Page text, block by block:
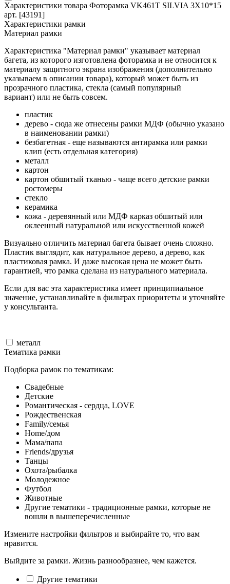
Характеристики товара Фоторамка VK461T SILVIA 3X10*15
арт. [43191]
Характеристики рамки
Материал рамки
Характеристика "Материал рамки" указывает материал
багета, из которого изготовлена фоторамка и не относится к
материалу защитного экрана изображения (дополнительно
указываем в описании товара), который может быть из
прозрачного пластика, стекла (самый популярный
вариант) или не быть совсем.
пластик
дерево - сюда же отнесены рамки МДФ (обычно указано
в наименовании рамки)
безбагетная - еще называются антирамка или рамки
клип (есть отдельная категория)
металл
картон
картон обшитый тканью - чаще всего детские рамки
ростомеры
стекло
керамика
кожа - деревянный или МДФ карказ обшитый или
оклеенный натуральной или искусственной кожей
Визуально отличить материал багета бывает очень сложно.
Пластик выглядит, как натуральное дерево, а дерево, как
пластиковая рамка. И даже высокая цена не может быть
гарантией, что рамка сделана из натурального материала.
Если для вас эта характеристика имеет принципиальное
значение, устанавливайте в фильтрах приоритеты и уточняйте
у консультанта.
металл
Тематика рамки
Подборка рамок по тематикам:
Свадебные
Детские
Романтическая - сердца, LOVE
Рождественская
Family/семья
Home/дом
Мама/папа
Friends/друзья
Танцы
Охота/рыбалка
Молодежное
Футбол
Животные
Другие тематики - традиционные рамки, которые не
вошли в вышеперечисленные
Измените настройки фильтров и выбирайте то, что вам
нравится.
Выйдите за рамки. Жизнь разнообразнее, чем кажется.
Другие тематики